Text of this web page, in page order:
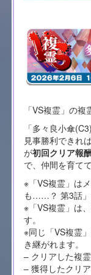
「VS複霊」の複
「多々良小傘
見事勝利できれ
が初回クリア報
で、仲間を育て
※「VS複霊」は
も……？ 第3話」
※「VS複霊」は
す。
※同じ「VS複霊
き継がれます。
– クリアした複
– 獲得したクリ